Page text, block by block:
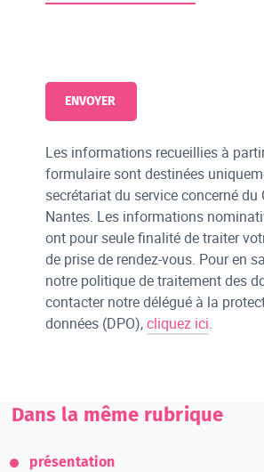
Les informations recueillies à
formulaire sont destinées
secrétariat du service concerné du
Nantes. Les informations
ont pour seule finalité de traiter
de prise de rendez-vous. Pour en
notre politique de traitement des
contacter notre délégué à la
données (DPO),cliquez ici.
Dans la même rubrique
présentation